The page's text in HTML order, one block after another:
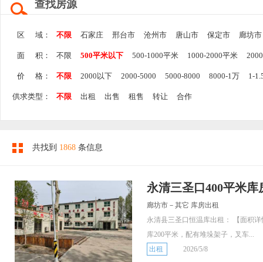
查找房源
区 域： 不限 石家庄 邢台市 沧州市 唐山市 保定市 廊坊市
面 积： 不限 500平米以下 500-1000平米 1000-2000平米
价 格： 不限 2000以下 2000-5000 5000-8000 8000-1万 1-
供求类型： 不限 出租 出售 租售 转让 合作
共找到 1868 条信息
永清三圣口400平米库
廊坊市－其它 库房出租
永清县三圣口恒温库出租： 【面积
库200平米，配有堆垛架子，叉车...
出租
2026/5/8